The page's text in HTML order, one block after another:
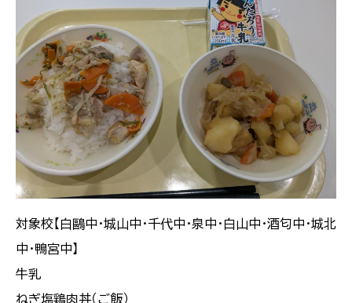
対象校【白鷗中・城山中・千代中・泉中・白山中・酒匂中・城北
中・鴨宮中】
牛乳
ねぎ塩鶏肉丼（ご飯）